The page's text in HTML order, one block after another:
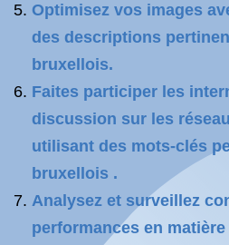
Optimisez vos images
des descriptions
bruxellois.
Faites participer les
discussion sur les
utilisant des mots-clés
bruxellois .
Analysez et surveillez
performances en